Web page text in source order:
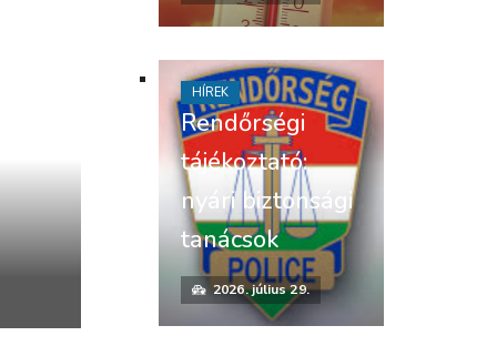
Rendőrségi
tájékoztató:
nyári biztonsági
tanácsok
2026. július 29.
HÍREK